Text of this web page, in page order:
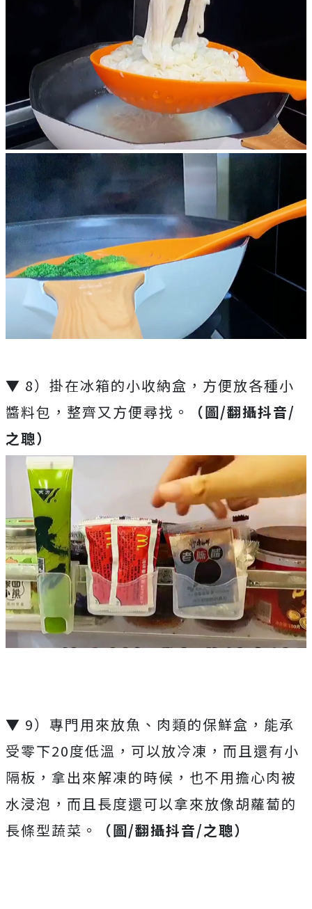
▼ 8）掛在冰箱的小收納盒，方便放各種小
醬料包，整齊又方便尋找。
（圖/翻攝抖音/
之聰）
▼ 9）專門用來放魚、肉類的保鮮盒，能承
受零下20度低溫，可以放冷凍，而且還有小
隔板，拿出來解凍的時候，也不用擔心肉被
水浸泡，而且長度還可以拿來放像胡蘿蔔的
長條型蔬菜。
（圖/翻攝抖音/之聰）